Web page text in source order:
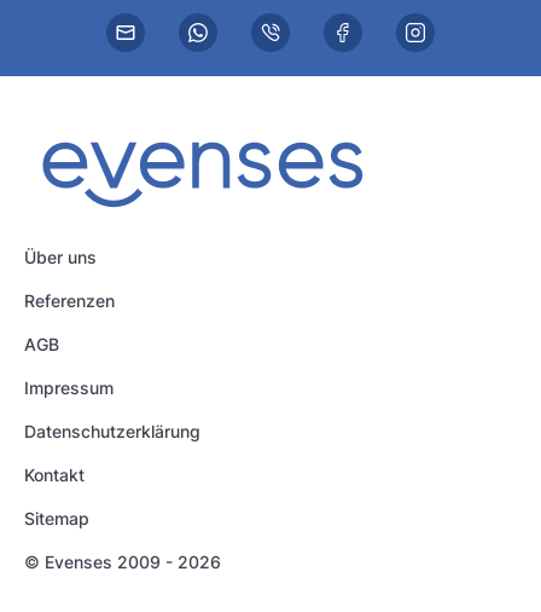
Über uns
Referenzen
AGB
Impressum
Datenschutzerklärung
Kontakt
Sitemap
© Evenses 2009 - 2026